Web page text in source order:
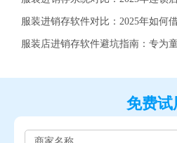
服装进销存软件对比：2025年如何
服装店进销存软件避坑指南：专为
免费试